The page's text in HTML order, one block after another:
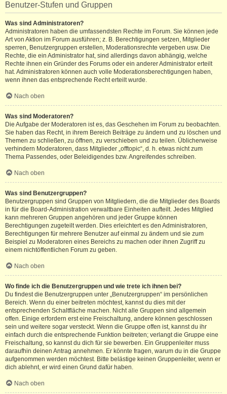
Benutzer-Stufen und Gruppen
Was sind Administratoren?
Administratoren haben die umfassendsten Rechte im Forum. Sie können jede
Art von Aktion im Forum ausführen; z. B. Berechtigungen setzen, Mitglieder
sperren, Benutzergruppen erstellen, Moderationsrechte vergeben usw. Die
Rechte, die ein Administrator hat, sind allerdings davon abhängig, welche
Rechte ihnen ein Gründer des Forums oder ein anderer Administrator erteilt
hat. Administratoren können auch volle Moderationsberechtigungen haben,
wenn ihnen das entsprechende Recht erteilt wurde.
Nach oben
Was sind Moderatoren?
Die Aufgabe der Moderatoren ist es, das Geschehen im Forum zu beobachten.
Sie haben das Recht, in ihrem Bereich Beiträge zu ändern und zu löschen und
Themen zu schließen, zu öffnen, zu verschieben und zu teilen. Üblicherweise
verhindern Moderatoren, dass Mitglieder „offtopic“, d. h. etwas nicht zum
Thema Passendes, oder Beleidigendes bzw. Angreifendes schreiben.
Nach oben
Was sind Benutzergruppen?
Benutzergruppen sind Gruppen von Mitgliedern, die die Mitglieder des Boards
in für die Board-Administration verwaltbare Einheiten aufteilt. Jedes Mitglied
kann mehreren Gruppen angehören und jeder Gruppe können
Berechtigungen zugeteilt werden. Dies erleichtert es den Administratoren,
Berechtigungen für mehrere Benutzer auf einmal zu ändern und sie zum
Beispiel zu Moderatoren eines Bereichs zu machen oder ihnen Zugriff zu
einem nichtöffentlichen Forum zu geben.
Nach oben
Wo finde ich die Benutzergruppen und wie trete ich ihnen bei?
Du findest die Benutzergruppen unter „Benutzergruppen“ im persönlichen
Bereich. Wenn du einer beitreten möchtest, kannst du dies mit der
entsprechenden Schaltfläche machen. Nicht alle Gruppen sind allgemein
offen. Einige erfordern erst eine Freischaltung, andere können geschlossen
sein und weitere sogar versteckt. Wenn die Gruppe offen ist, kannst du ihr
einfach durch die entsprechende Funktion beitreten; verlangt die Gruppe eine
Freischaltung, so kannst du dich für sie bewerben. Ein Gruppenleiter muss
daraufhin deinen Antrag annehmen. Er könnte fragen, warum du in die Gruppe
aufgenommen werden möchtest. Bitte belästige keinen Gruppenleiter, wenn er
dich ablehnt, er wird einen Grund dafür haben.
Nach oben